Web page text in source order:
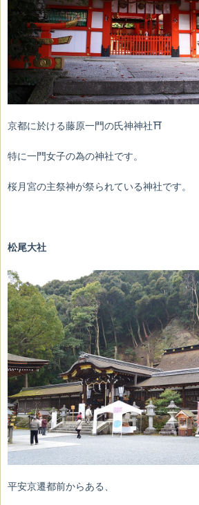
京都に於ける藤原一門の氏神神社⛩
特に一門女子の為の神社です。
桜月宮の主祭神が祭られている神社です。
松尾大社
平安京遷都前からある、